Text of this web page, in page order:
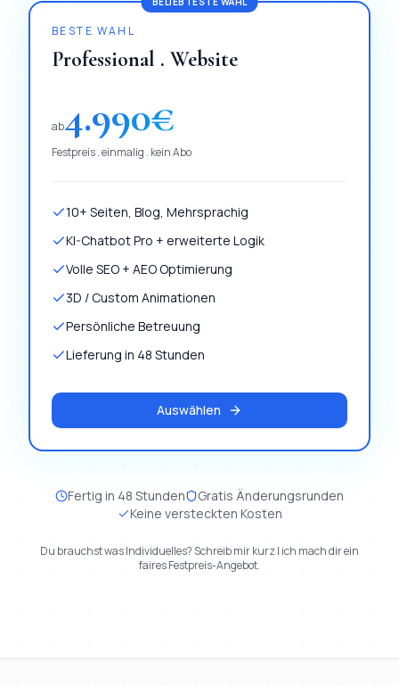
BESTE WAHL
Professional . Website
ab4.990€
Festpreis . einmalig . kein Abo
10+ Seiten, Blog, Mehrsprachig
KI-Chatbot Pro + erweiterte Logik
Volle SEO + AEO Optimierung
3D / Custom Animationen
Persönliche Betreuung
Lieferung in 48 Stunden
Auswählen
Fertig in 48 Stunden
Gratis Änderungsrunden
Keine versteckten Kosten
Du brauchst was Individuelles? Schreib mir kurz | ich mach dir ein
faires Festpreis-Angebot.